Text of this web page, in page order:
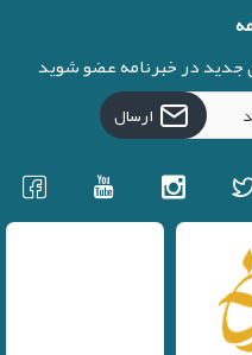
جدید در خبرنامه عضو شوید
ارسال